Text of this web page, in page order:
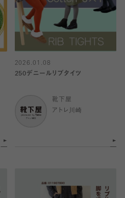
2026.01.08
250デニールリブタイツ
靴下屋
アトレ川崎